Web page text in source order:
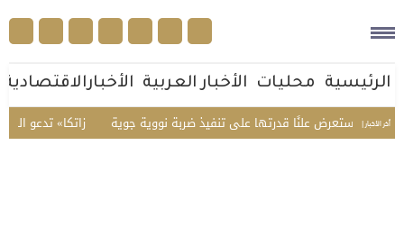
الرئيسية محليات الأخبار العربية الأخبارالاقتصادية
أخر الأخبار | «زاتكا» تدعو المنشآت تستعرض علنًا قدرتها على تنفيذ ضربة نووية جوية